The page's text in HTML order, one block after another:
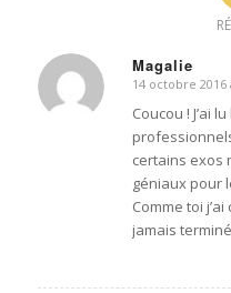
Magalie
dit
:
14 octobre 2016
Coucou ! J’ai
certains exos
géniaux pour
Comme toi
jamais